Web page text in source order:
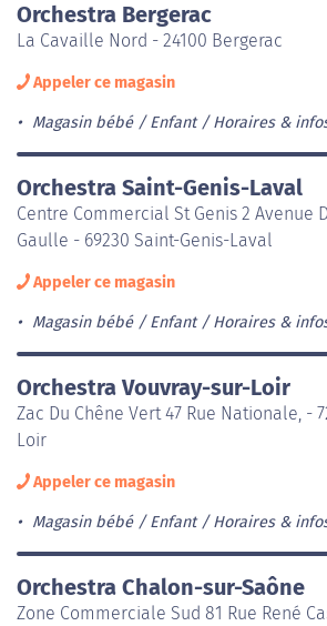
Orchestra Bergerac
La Cavaille Nord - 24100 Bergerac
Appeler ce magasin
Magasin bébé / Enfant Horaires &
Orchestra Saint-Genis-Laval
Centre Commercial St Genis 2 Avenue
Gaulle - 69230 Saint-Genis-Laval
Appeler ce magasin
Magasin bébé / Enfant Horaires &
Orchestra Vouvray-sur-Loir
Zac Du Chêne Vert 47 Rue Nationale, -
Loir
Appeler ce magasin
Magasin bébé / Enfant Horaires &
Orchestra Chalon-sur-Saône
Zone Commerciale Sud 81 Rue René